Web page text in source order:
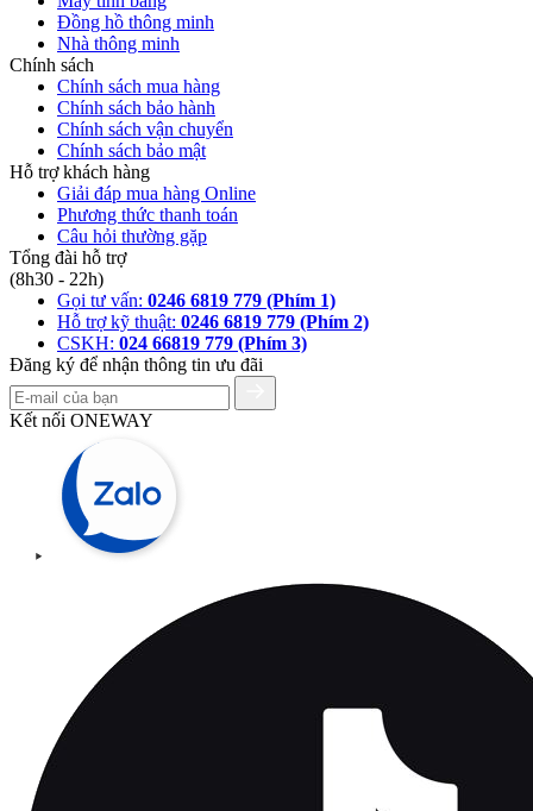
Đồng hồ thông minh
Nhà thông minh
Chính sách
Chính sách mua hàng
Chính sách bảo hành
Chính sách vận chuyển
Chính sách bảo mật
Hỗ trợ khách hàng
Giải đáp mua hàng Online
Phương thức thanh toán
Câu hỏi thường gặp
Tổng đài hỗ trợ
(8h30 - 22h)
Gọi tư vấn: 0246 6819 779 (Phím 1)
Hỗ trợ kỹ thuật: 0246 6819 779 (Phím 2)
CSKH: 024 66819 779 (Phím 3)
Đăng ký để nhận thông tin ưu đãi
Kết nối ONEWAY